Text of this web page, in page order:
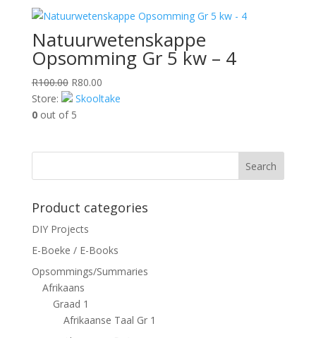
Natuurwetenskappe
Opsomming Gr 5 kw – 4
R100.00 Original
price
was:
R80.00Current
price
Store:
Skooltake
0out of 5
Search
Product categories
DIY Projects
E-Boeke / E-Books
Opsommings/Summaries
Afrikaans
Graad 1
Afrikaanse Taal Gr 1